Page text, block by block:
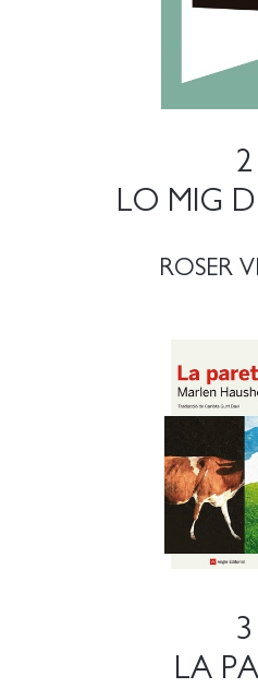
2
LO MIG
ROSER
3
LA